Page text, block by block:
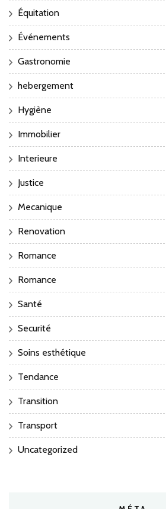
Équitation
Événements
Gastronomie
hebergement
Hygiène
Immobilier
Interieure
Justice
Mecanique
Renovation
Romance
Romance
Santé
Securité
Soins esthétique
Tendance
Transition
Transport
Uncategorized